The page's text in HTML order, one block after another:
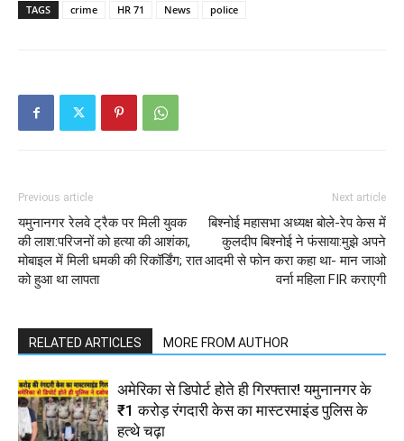
TAGS crime HR 71 News police
Previous article
यमुनानगर रेलवे ट्रैक पर मिली युवक
की लाश:परिजनों को हत्या की आशंका,
मोबाइल में मिली धमकी की रिकॉर्डिंग; रात
को हुआ था लापता
Next article
बिश्नोई महासभा अध्यक्ष बोले-रेप केस में
कुलदीप बिश्नोई ने फंसाया:मुझे अपने
आदमी से फोन करा कहा था- मान जाओ
वर्ना महिला FIR कराएगी
RELATED ARTICLES MORE FROM AUTHOR
अमेरिका से डिपोर्ट होते ही गिरफ्तार! यमुनानगर के
₹1 करोड़ रंगदारी केस का मास्टरमाइंड पुलिस के
हत्थे चढ़ा